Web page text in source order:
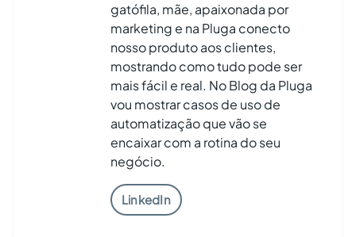
gatófila, mãe, apaixonada por
marketing e na Pluga conecto
nosso produto aos clientes,
mostrando como tudo pode ser
mais fácil e real. No Blog da Pluga
vou mostrar casos de uso de
automatização que vão se
encaixar com a rotina do seu
negócio.
LinkedIn